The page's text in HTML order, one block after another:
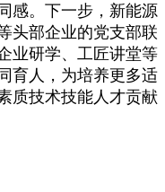
感。下一步，新能源
头部企业的党支部联
业研学、工匠讲堂等
育人，为培养更多适
质技术技能人才贡献